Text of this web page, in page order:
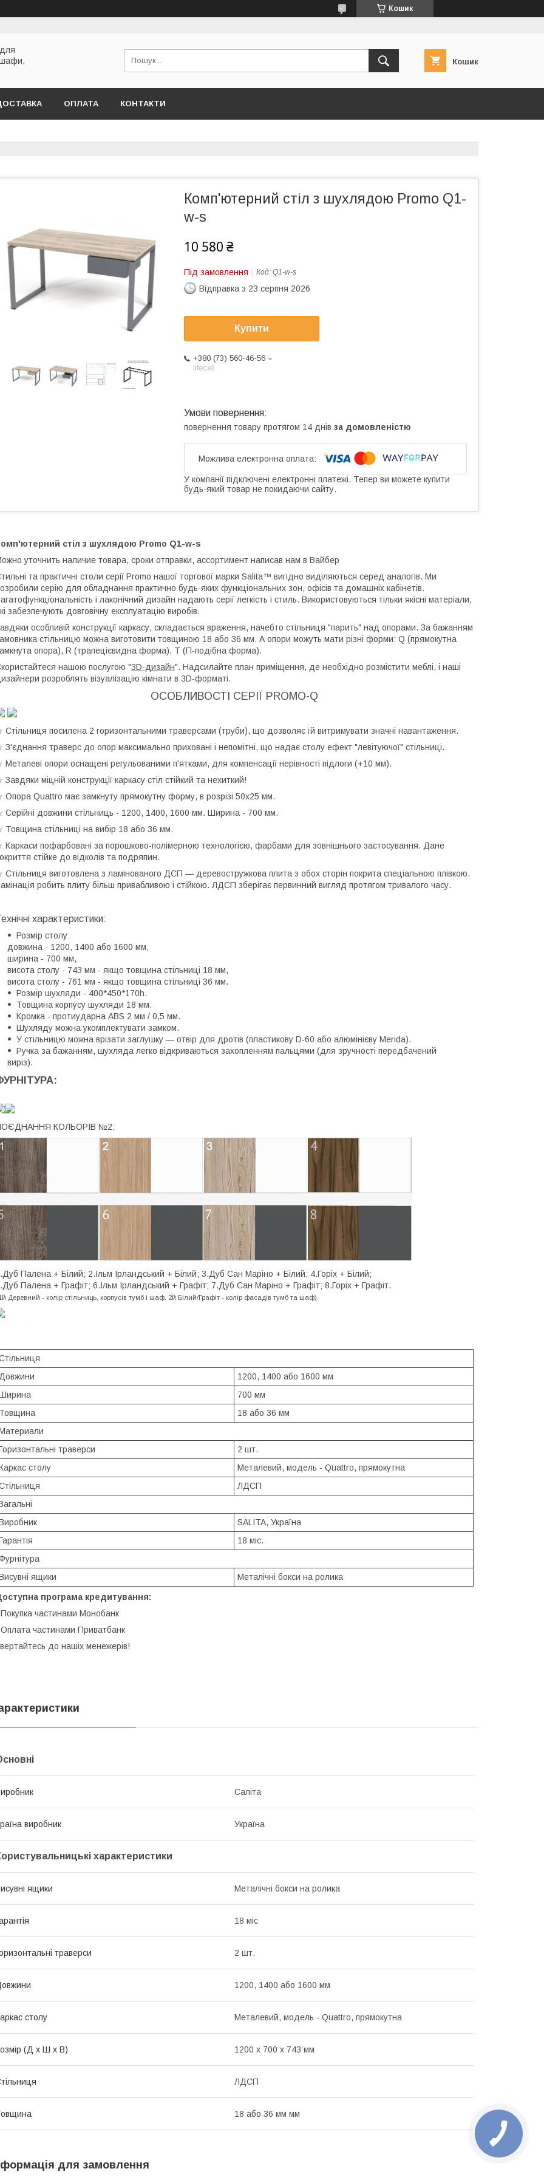
Кошик
шафи,
Кошик
ОПЛАТА КОНТАКТИ
Комп'ютерний стіл з шухлядою Promo Q1-
w-s
10 580 ₴
Під замовлення Код: Q1-w-s
Відправка з 23 серпня 2026
Купити
+380 (73) 560-46-56
lifecell
повернення товару протягом 14 днів за домовленістю
У компанії підключені електронні платежі. Тепер ви можете купити
будь-який товар не покидаючи сайту.
стіл з шухлядою Promo Q1-w-s
уточнить наличие товара, сроки отправки, ассортимент написав нам в Вайбер
та практичні столи серії Promo нашої торгової марки Salita™ вигідно виділяються серед аналогів. Ми
серію для обладнання практично будь-яких функціональних зон, офісів та домашніх кабінетів.
і лаконічний дизайн надають серії легкість і стиль. Використовуються тільки якісні матеріали,
забезпечують довговічну експлуатацію виробів.
особливій конструкції каркасу, складається враження, начебто стільниця "парить" над опорами. За бажанням
стільницю можна виготовити товщиною 18 або 36 мм. А опори можуть мати різні форми: Q (прямокутна
опора), R (трапецієвидна форма), Т (П-подібна форма).
нашою послугою "3D-дизайн". Надсилайте план приміщення, де необхідно розмістити меблі, і наші
розроблять візуалізацію кімнати в 3D-форматі.
ОСОБЛИВОСТІ СЕРІЇ PROMO-Q
Стільниця посилена 2 горизонтальними траверсами (труби), що дозволяє їй витримувати значні навантаження.
З'єднання траверс до опор максимально приховані і непомітні, що надає столу ефект "левітуючої" стільниці.
Металеві опори оснащені регульованими п'ятками, для компенсації нерівності підлоги (+10 мм).
Завдяки міцній конструкції каркасу стіл стійкий та нехиткий!
Опора Quattro має замкнуту прямокутну форму, в розрізі 50х25 мм.
Серійні довжини стільниць - 1200, 1400, 1600 мм. Ширина - 700 мм.
Товщина стільниці на вибір 18 або 36 мм.
Каркаси пофарбовані за порошково-полімерною технологією, фарбами для зовнішнього застосування. Дане
стійке до відколів та подряпин.
Стільниця виготовлена з ламінованого ДСП — деревостружкова плита з обох сторін покрита спеціальною плівкою.
робить плиту більш привабливою і стійкою. ЛДСП зберігає первинний вигляд протягом тривалого часу.
характеристики:
Розмір столу:
довжина - 1200, 1400 або 1600 мм,
ширина - 700 мм,
висота столу - 743 мм - якщо товщина стільниці 18 мм,
висота столу - 761 мм - якщо товщина стільниці 36 мм.
Розмір шухляди - 400*450*170h.
Товщина корпусу шухляди 18 мм.
Кромка - протиударна ABS 2 мм / 0,5 мм.
Шухляду можна укомплектувати замком.
У стільницю можна врізати заглушку — отвір для дротів (пластикову D-60 або алюмінієву Merida).
Ручка за бажанням, шухляда легко відкриваються захопленням пальцями (для зручності передбачений
виріз).
КОЛЬОРІВ №2:
Палена + Білий; 2.Ільм Ірландський + Білий; 3.Дуб Сан Маріно + Білий; 4.Горіх + Білий;
Палена + Графіт; 6.Ільм Ірландський + Графіт; 7.Дуб Сан Маріно + Графіт; 8.Горіх + Графіт.
Деревний - колір стільниць, корпусів тумб і шаф. 2й Білий/Графіт - колір фасадів тумб та шаф).
1200, 1400 або 1600 мм
700 мм
18 або 36 мм
траверси
2 шт.
столу
Металевий, модель - Quattro, прямокутна
ЛДСП
SALITA, Україна
18 міс.
ящики
Металічні бокси на ролика
програма кредитування:
частинами Монобанк
частинами Приватбанк
до нашіх менежерів!
Саліта
виробник Україна
характеристики
ящики Металічні бокси на ролика
18 міс
траверси 2 шт.
1200, 1400 або 1600 мм
столу Металевий, модель - Quattro, прямокутна
(Д x Ш x В) 1200 x 700 x 743 мм
ЛДСП
18 або 36 мм мм
для замовлення